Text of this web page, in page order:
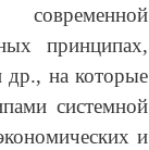
принципах,
др., на которые
системной
и